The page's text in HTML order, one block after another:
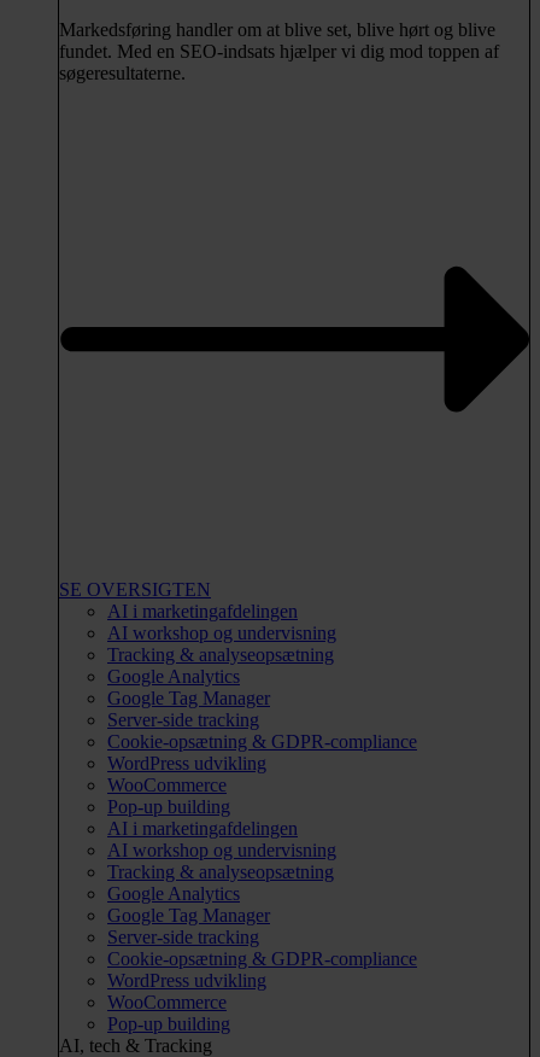
Markedsføring handler om at blive set, blive hørt og blive
fundet. Med en SEO-indsats hjælper vi dig mod toppen af
søgeresultaterne.
SE OVERSIGTEN
AI i marketingafdelingen
AI workshop og undervisning
Tracking & analyseopsætning
Google Analytics
Google Tag Manager
Server-side tracking
Cookie-opsætning & GDPR-compliance
WordPress udvikling
WooCommerce
Pop-up building
AI i marketingafdelingen
AI workshop og undervisning
Tracking & analyseopsætning
Google Analytics
Google Tag Manager
Server-side tracking
Cookie-opsætning & GDPR-compliance
WordPress udvikling
WooCommerce
Pop-up building
AI, tech & Tracking